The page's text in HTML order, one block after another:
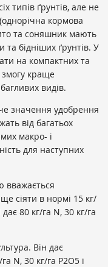
типів ґрунтів, але не
кормова
та соняшник мають
та бідніших ґрунтів. У
на компактних та
краще
видів.
значення удобрення
від багатьох
макро- і
для наступних
сіяти в нормі 15 кг/
80 кг/га N, 30 кг/га
Він дає
N, 30 кг/га P2O5 і